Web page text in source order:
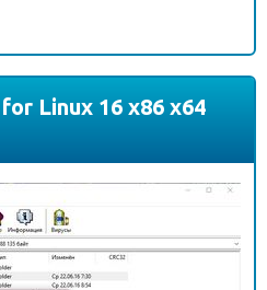
Linux 16 x86 x64